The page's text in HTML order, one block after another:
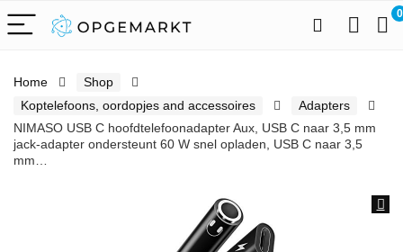
0
Home
Shop
Koptelefoons, oordopjes and accessoires
Adapters
NIMASO USB C hoofdtelefoonadapter Aux, USB C naar 3,5 mm
jack-adapter ondersteunt 60 W snel opladen, USB C naar 3,5
mm…